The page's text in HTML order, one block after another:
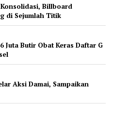
Billboard
di Sejumlah Titik
Juta Butir Obat Keras Daftar G
Aksi Damai, Sampaikan